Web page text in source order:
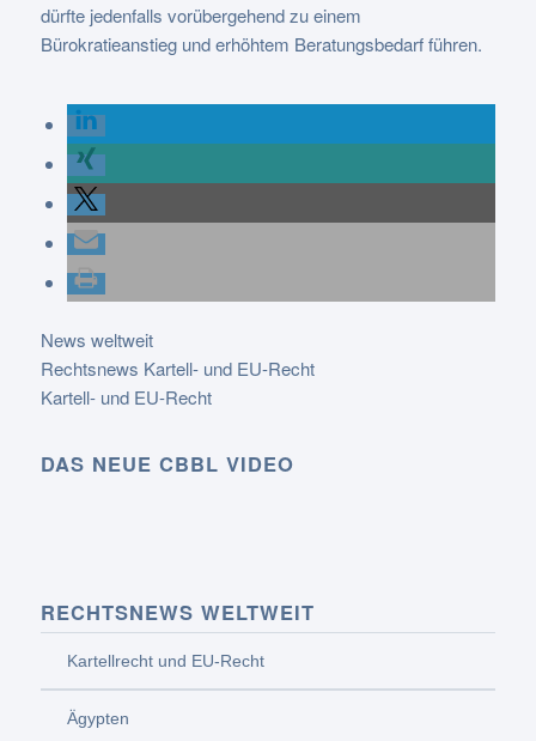
dürfte jedenfalls vorübergehend zu einem
Bürokratieanstieg und erhöhtem Beratungsbedarf führen.
News weltweit
Rechtsnews Kartell- und EU-Recht
Kartell- und EU-Recht
DAS NEUE CBBL VIDEO
RECHTSNEWS WELTWEIT
Kartellrecht und EU-Recht
Ägypten